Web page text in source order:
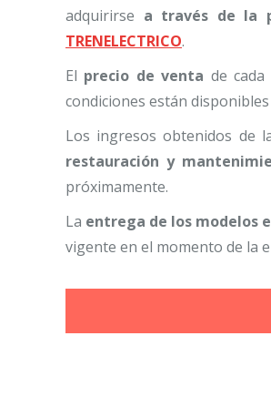
adquirirse a través de la
TRENELECTRICO.
El precio de venta de
condiciones están disponibles
Los ingresos obtenidos de
restauración y
próximamente.
La entrega de los modelos
vigente en el momento de la